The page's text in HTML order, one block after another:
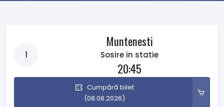
1
Muntenesti
Sosire in statie
20:45
Cumpără bilet
(08.08.2026)